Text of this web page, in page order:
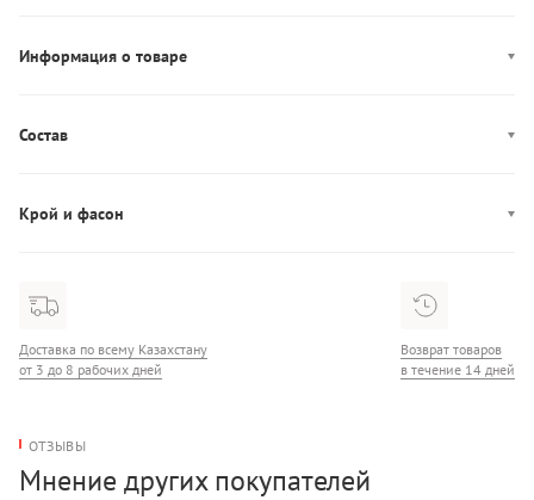
Информация о товаре
Декор: логотип
Застежка: молния
Состав
Крой и фасон
Доставка по всему Казахстану
от 3 до 8 рабочих дней
Возврат товаров
в течение 14 дней
ОТЗЫВЫ
Мнение других покупателей